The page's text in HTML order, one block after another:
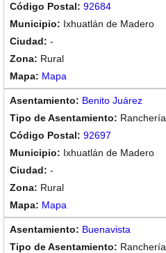
92684
Ixhuatlán de Madero
-
Rural
Mapa
Benito Juárez
Ranchería
92697
Ixhuatlán de Madero
-
Rural
Mapa
Buenavista
Ranchería